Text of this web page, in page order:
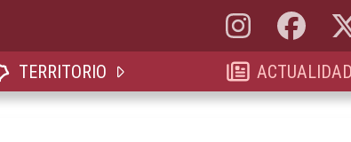
Instagram, abre en
Facebook,
TERRITORIO ACTUALIDAD